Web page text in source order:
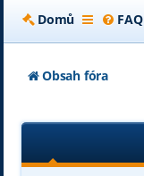
Domů FAQ
Obsah fóra